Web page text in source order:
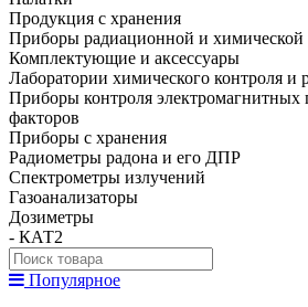
Продукция с хранения
Приборы радиационной и химической
Комплектующие и аксессуары
Лаборатории химического контроля и
Приборы контроля электромагнитных
факторов
Приборы с хранения
Радиометры радона и его ДПР
Спектрометры излучений
Газоанализаторы
Дозиметры
- КАТ2
Популярное